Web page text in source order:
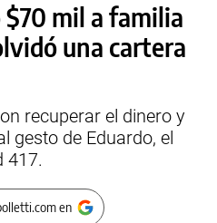
mil a familia
una cartera
recuperar el dinero y
gesto de Eduardo, el
417.
en